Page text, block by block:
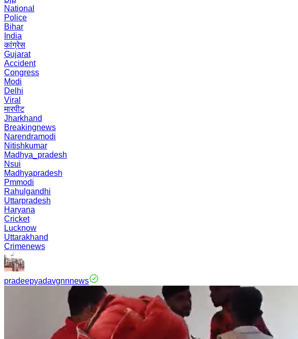
National
Police
Bihar
India
कांग्रेस
Gujarat
Accident
Congress
Modi
Delhi
Viral
मारपीट
Jharkhand
Breakingnews
Narendramodi
Nitishkumar
Madhya_pradesh
Nsui
Madhyapradesh
Pmmodi
Rahulgandhi
Uttarpradesh
Haryana
Cricket
Lucknow
Uttarakhand
Crimenews
pradeepyadavgnnnews